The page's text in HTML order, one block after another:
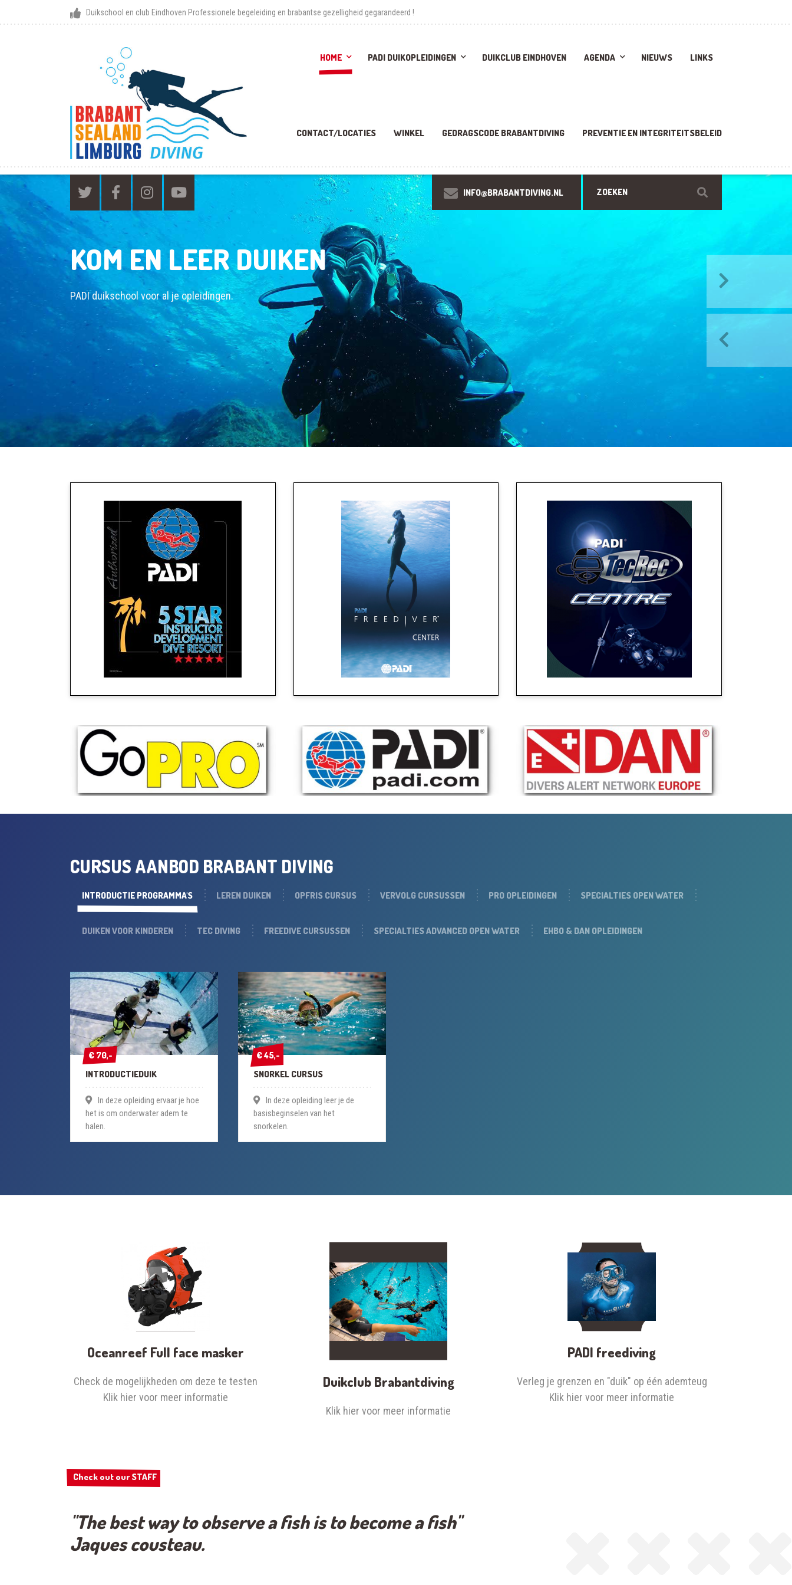
Duikschool en club Eindhoven Professionele begeleiding en brabantse gezelligheid gegarandeerd !
HOME PADI DUIKOPLEIDINGEN DUIKCLUB EINDHOVEN AGENDA NIEUWS LINKS
CONTACT/LOCATIES WINKEL GEDRAGSCODE BRABANTDIVING PREVENTIE EN INTEGRITEITSBELEID
INFO@BRABANTDIVING.NL
Vorige
Volgende
KOM EN LEER DUIKEN
PADI duikschool voor al je opleidingen.
CURSUS AANBOD BRABANT DIVING
INTRODUCTIE PROGRAMMA'S LEREN DUIKEN OPFRIS CURSUS VERVOLG CURSUSSEN PRO OPLEIDINGEN SPECIALTIES OPEN WATER
DUIKEN VOOR KINDEREN TEC DIVING FREEDIVE CURSUSSEN SPECIALTIES ADVANCED OPEN WATER EHBO & DAN OPLEIDINGEN
€ 70,-
€ 70,-
INTRODUCTIEDUIK
In deze opleiding ervaar je hoe
het is om onderwater adem te
halen.
€ 45,-
€ 45,-
SNORKEL CURSUS
In deze opleiding leer je de
basisbeginselen van het
snorkelen.
Oceanreef Full face masker
Check de mogelijkheden om deze te testen
Klik hier voor meer informatie
Duikclub Brabantdiving
Klik hier voor meer informatie
PADI freediving
Verleg je grenzen en "duik" op één ademteug
Klik hier voor meer informatie
Check out our STAFF
Check out our STAFF
"The best way to observe a fish is to become a fish"
Jaques cousteau.